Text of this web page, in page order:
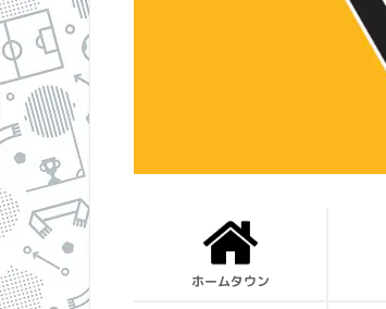
ホームタウン